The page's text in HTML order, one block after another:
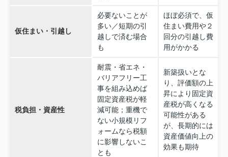
仮住まい・引越し
必要ないことが
多い／短期の引
越しで済む場合
も
ほぼ必須で、仮
住まい費用や２
回分の引越し費
用がかかる
税負担・資産性
耐震・省エネ・
バリアフリー工
事を組み込めば
固定資産税が軽
減可能；重機で
ない小規模リフ
ォームなら税額
に影響しないこ
とも
新築扱いとな
り、評価額の上
昇により固定資
産税が高くなる
可能性がある
が、長期的には
資産価値向上の
効果も期待